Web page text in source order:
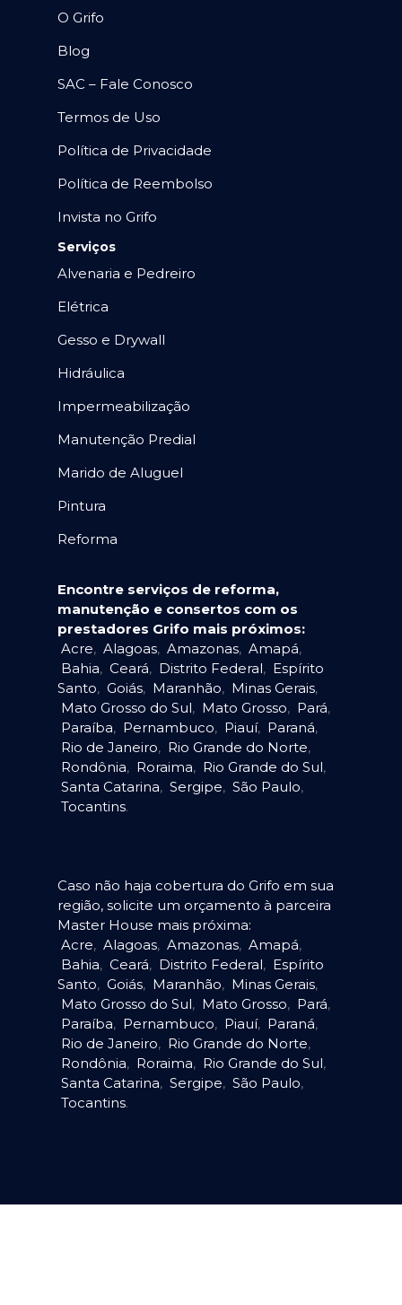
O Grifo
Blog
SAC – Fale Conosco
Termos de Uso
Política de Privacidade
Política de Reembolso
Invista no Grifo
Serviços
Alvenaria e Pedreiro
Elétrica
Gesso e Drywall
Hidráulica
Impermeabilização
Manutenção Predial
Marido de Aluguel
Pintura
Reforma
Encontre serviços de reforma,
manutenção e consertos com os
prestadores Grifo mais próximos:
Acre, Alagoas, Amazonas, Amapá,
Bahia, Ceará, Distrito Federal, Espírito
Santo, Goiás, Maranhão, Minas Gerais,
Mato Grosso do Sul, Mato Grosso, Pará,
Paraíba, Pernambuco, Piauí, Paraná,
Rio de Janeiro, Rio Grande do Norte,
Rondônia, Roraima, Rio Grande do Sul,
Santa Catarina, Sergipe, São Paulo,
Tocantins.
Caso não haja cobertura do Grifo em sua
região, solicite um orçamento à parceira
Master House mais próxima:
Acre, Alagoas, Amazonas, Amapá,
Bahia, Ceará, Distrito Federal, Espírito
Santo, Goiás, Maranhão, Minas Gerais,
Mato Grosso do Sul, Mato Grosso, Pará,
Paraíba, Pernambuco, Piauí, Paraná,
Rio de Janeiro, Rio Grande do Norte,
Rondônia, Roraima, Rio Grande do Sul,
Santa Catarina, Sergipe, São Paulo,
Tocantins.